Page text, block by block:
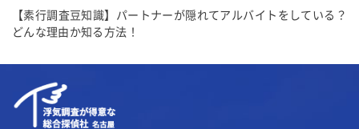
【素行調査豆知識】パートナーが隠れてアルバイトをしている？
どんな理由か知る方法！